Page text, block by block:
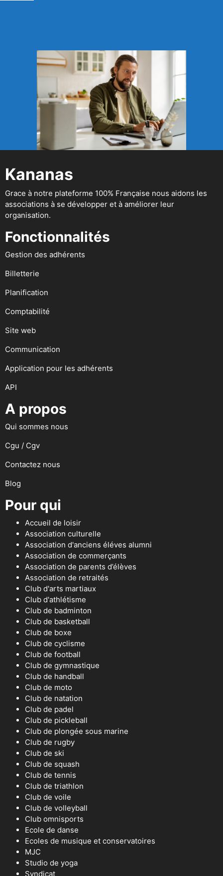
Kananas
Grace à notre plateforme 100% Française nous aidons les
associations à se développer et à améliorer leur
organisation.
Fonctionnalités
Gestion des adhérents
Billetterie
Planification
Comptabilité
Site web
Communication
Application pour les adhérents
API
A propos
Qui sommes nous
Cgu / Cgv
Contactez nous
Blog
Pour qui
Accueil de loisir
Association culturelle
Association d'anciens éléves alumni
Association de commerçants
Association de parents d’élèves
Association de retraités
Club d'arts martiaux
Club d'athlétisme
Club de badminton
Club de basketball
Club de boxe
Club de cyclisme
Club de football
Club de gymnastique
Club de handball
Club de moto
Club de natation
Club de padel
Club de pickleball
Club de plongée sous marine
Club de rugby
Club de ski
Club de squash
Club de tennis
Club de triathlon
Club de voile
Club de volleyball
Club omnisports
Ecole de danse
Ecoles de musique et conservatoires
MJC
Studio de yoga
Syndicat